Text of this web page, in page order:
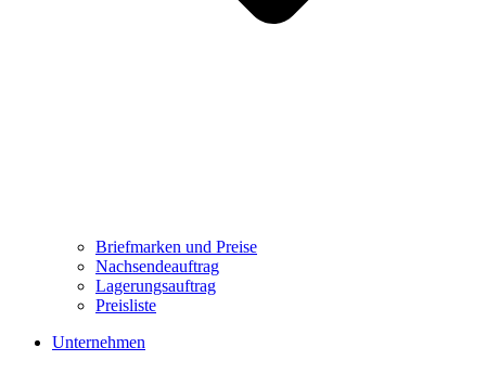
Briefmarken und Preise
Nachsendeauftrag
Lagerungsauftrag
Preisliste
Unternehmen